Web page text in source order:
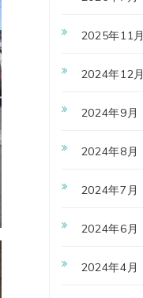
2025年11月
2024年12月
2024年9月
2024年8月
2024年7月
2024年6月
2024年4月